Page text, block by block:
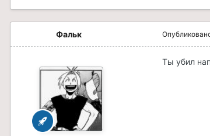
Фальк
Ты убил